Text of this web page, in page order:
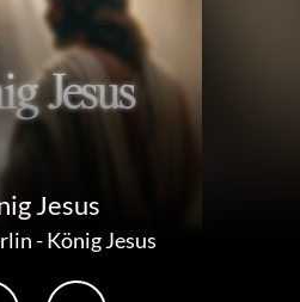
Jesus
-König Jesus